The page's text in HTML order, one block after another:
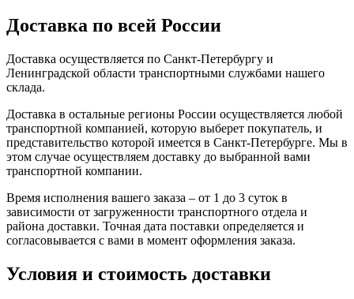
Доставка по всей России
Доставка осуществляется по Санкт-Петербургу и
Ленинградской области транспортными службами нашего
склада.
Доставка в остальные регионы России осуществляется любой
транспортной компанией, которую выберет покупатель, и
представительство которой имеется в Санкт-Петербурге. Мы в
этом случае осуществляем доставку до выбранной вами
транспортной компании.
Время исполнения вашего заказа – от 1 до 3 суток в
зависимости от загруженности транспортного отдела и
района доставки. Точная дата поставки определяется и
согласовывается с вами в момент оформления заказа.
Условия и стоимость доставки